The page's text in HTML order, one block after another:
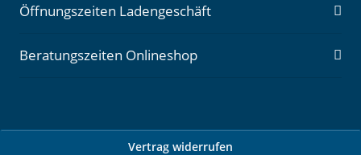
Öffnungszeiten Ladengeschäft
Beratungszeiten Onlineshop
Vertrag widerrufen